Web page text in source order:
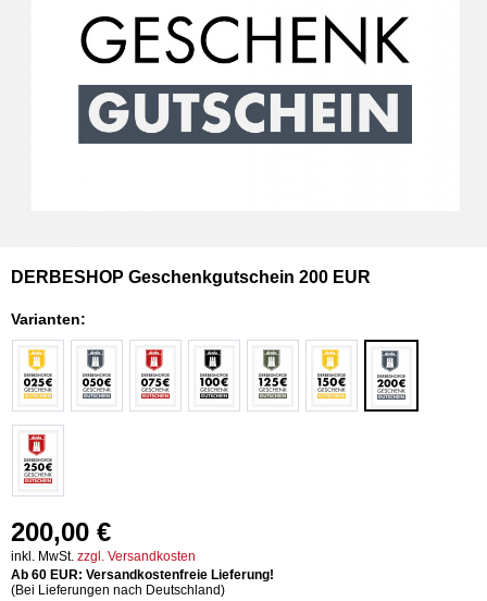
DERBESHOP Geschenkgutschein 200 EUR
Varianten:
200,00 €
inkl. MwSt. zzgl. Versandkosten
Ab 60 EUR: Versandkostenfreie Lieferung!
(Bei Lieferungen nach Deutschland)